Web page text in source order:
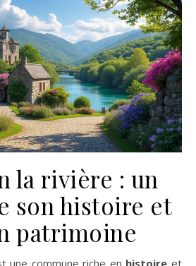
la rivière : un
son histoire et
patrimoine